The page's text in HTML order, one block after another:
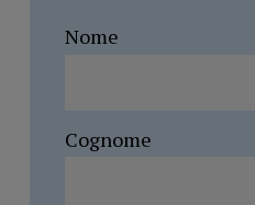
Nome
Cognome